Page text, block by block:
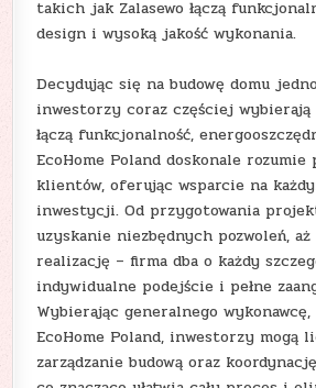
takich jak Zalasewo łączą
design i wysoką jakość wykonania.
Decydując się na budowę domu
inwestorzy coraz częściej
łączą funkcjonalność,
EcoHome Poland doskonale
klientów, oferując wsparcie na
inwestycji. Od przygotowania
uzyskanie niezbędnych pozwoleń,
realizację – firma dba o każdy
indywidualne podejście i pełne
Wybierając generalnego
EcoHome Poland, inwestorzy mogą
zarządzanie budową oraz